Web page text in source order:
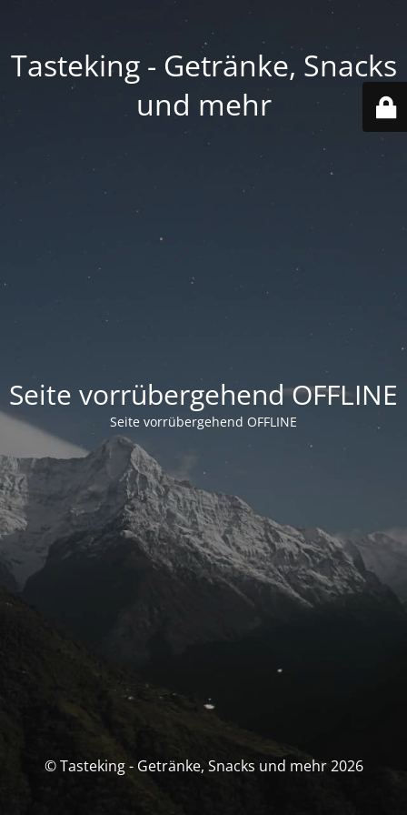
Tasteking - Getränke, Snacks
und mehr
Seite vorrübergehend OFFLINE
Seite vorrübergehend OFFLINE
© Tasteking - Getränke, Snacks und mehr 2026